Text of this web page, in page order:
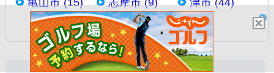
亀山市 (15) 志摩市 (9) 津市 (44)